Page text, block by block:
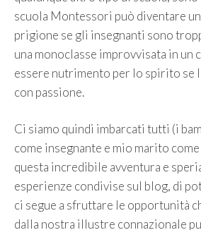
scuola Montessori può diventare
prigione se gli insegnanti sono
una monoclasse improvvisata in un
essere nutrimento per lo spirito se
con passione.
Ci siamo quindi imbarcati tutti (i
come insegnante e mio marito
questa incredibile avventura e
esperienze condivise sul blog, di
ci segue a sfruttare le opportunità
dalla nostra illustre connazionale